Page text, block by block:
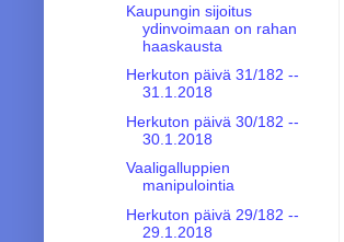
Kaupungin sijoitus
ydinvoimaan on rahan
haaskausta
Herkuton päivä 31/182 --
31.1.2018
Herkuton päivä 30/182 --
30.1.2018
Vaaligalluppien
manipulointia
Herkuton päivä 29/182 --
29.1.2018